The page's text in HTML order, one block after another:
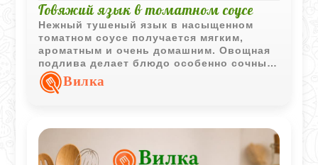
Говяжий язык в томатном соусе
Нежный тушеный язык в насыщенном
томатном соусе получается мягким,
ароматным и очень домашним. Овощная
подлива делает блюдо особенно сочным
и хорошо сочетается с картофелем,
кашами или свежим хлебом.
Вилка